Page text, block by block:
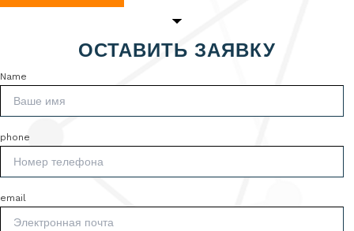
ОСТАВИТЬ ЗАЯВКУ
Name
phone
email